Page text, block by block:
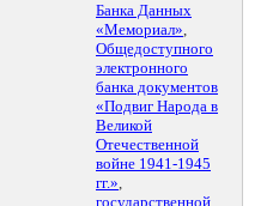
Банка Данных
«Мемориал»,
Общедоступного
электронного
банка документов
«Подвиг Народа в
Великой
Отечественной
войне 1941-1945
гг.»,
государственной